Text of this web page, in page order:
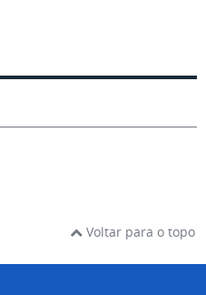
Voltar para o topo